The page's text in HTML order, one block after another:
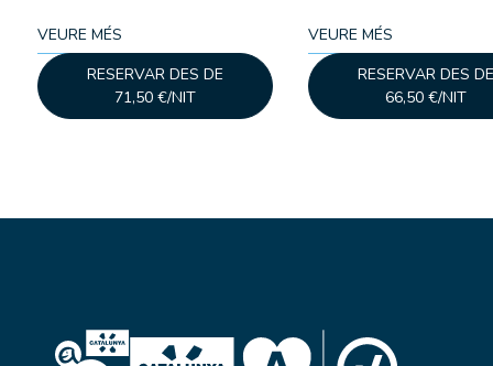
VEURE MÉS
RESERVAR DES DE
71,50 €/NIT
VEURE MÉS
RESERVAR DES DE
66,50 €/NIT